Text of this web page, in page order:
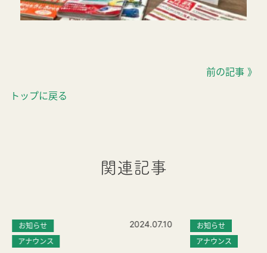
トップに戻る
前の記事 》
関連記事
お知らせ
アナウンス
2024.07.10
お知らせ
アナウンス